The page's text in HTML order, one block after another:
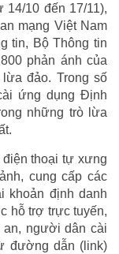
14/10 đến 17/11),
mạng Việt Nam
tin, Bộ Thông tin
phản ánh của
đảo. Trong số
ứng dụng Định
những trò lừa
thoại tự xưng
cung cấp các
khoản định danh
hỗ trợ trực tuyến,
an, người dân cài
đường dẫn (link)